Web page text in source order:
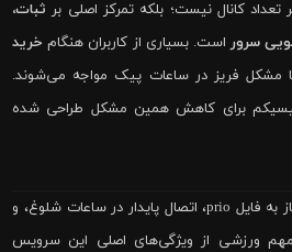
کانال نیست؛ بلکه تمرکز اصلی بر ثبات،
سروراست. بسیاری از کاربران هنگام خرید
مشکل فریز در ساعات پیک مواجه می‌شوند.
برای کاهش همین مشکل طراحی شده
بازگشایی سریع کانال‌ها بدون نیاز به فایل prio، اتصال پایدار در ساعات شلوغ، و
مهم ورزشی از ویژگی‌های اصلی این سرویس